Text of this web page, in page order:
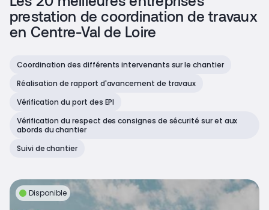
prestation de coordination de travaux
en Centre-Val de Loire
Coordination des différents intervenants sur le chantier
Réalisation de rapport d'avancement de travaux
Vérification du port des EPI
Vérification du respect des consignes de sécurité sur et aux
abords du chantier
Suivi de chantier
Disponible